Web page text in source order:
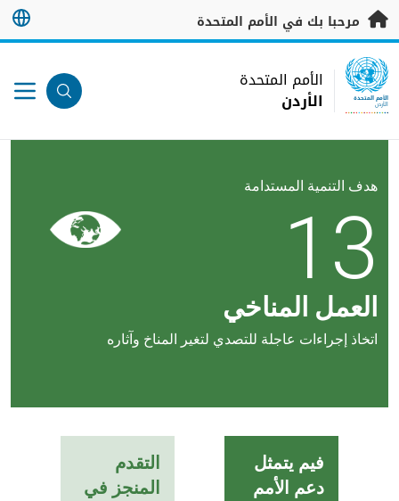
تخطى إلى المحتوى الرئيسي
مرحبا بك في الأمم المتحدة
UN Logo
الأمم المتحدة
الأردن
الأمم المتحدة
الأردن
هدف التنمية المستدامة
13
العمل المناخي
اتخاذ إجراءات عاجلة للتصدي لتغير المناخ وآثاره
فيم يتمثل
دعم الأمم
التقدم
المنجز في